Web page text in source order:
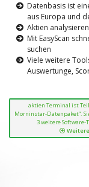
Datenbasis ist
aus Europa und
Aktien
Mit EasyScan
suchen
Viele weitere
Auswertunge,
aktien Terminal ist
Morninstar-Datenpaket“.
3 weitere Software-